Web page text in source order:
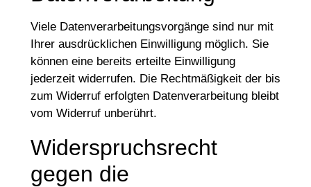
Viele Datenverarbeitungsvorgänge sind nur mit
Ihrer ausdrücklichen Einwilligung möglich. Sie
können eine bereits erteilte Einwilligung
jederzeit widerrufen. Die Rechtmäßigkeit der bis
zum Widerruf erfolgten Datenverarbeitung bleibt
vom Widerruf unberührt.
Widerspruchsrecht
gegen die